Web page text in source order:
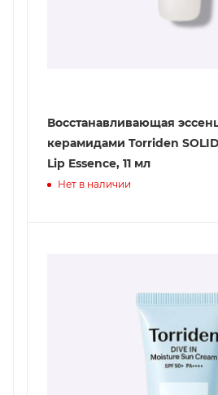
Восстанавливающая
керамидами Torriden
Lip Essence, 11 мл
Нет в наличии